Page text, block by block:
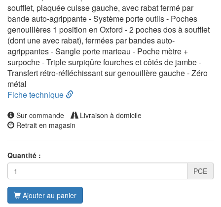
soufflet, plaquée cuisse gauche, avec rabat fermé par
bande auto-agrippante - Système porte outils - Poches
genouillères 1 position en Oxford - 2 poches dos à soufflet
(dont une avec rabat), fermées par bandes auto-
agrippantes - Sangle porte marteau - Poche mètre +
surpoche - Triple surpiqûre fourches et côtés de jambe -
Transfert rétro-réfléchissant sur genouillère gauche - Zéro
métal
Fiche technique
Sur commande
Livraison à domicile
Retrait en magasin
Quantité :
PCE
Ajouter au panier